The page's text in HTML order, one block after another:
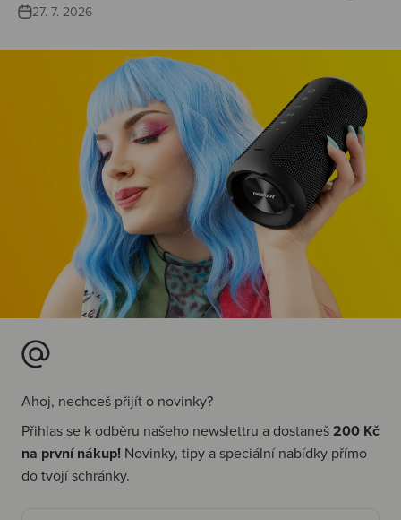
27. 7. 2026
Ahoj, nechceš přijít o novinky?
Přihlas se k odběru našeho newslettru a dostaneš200 Kč
na první nákup! Novinky, tipy a speciální nabídky přímo
do tvojí schránky.